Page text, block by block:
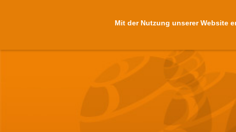
Mit der Nutzung unserer Website